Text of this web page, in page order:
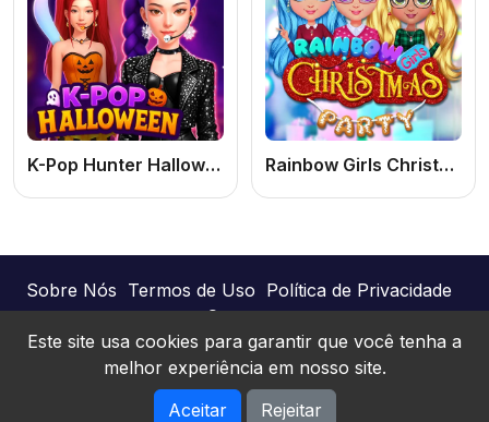
K-Pop Hunter Halloween Fashion: Jogo de Meninas Online Grátis de Moda e Vestir Rainbow Girls Christmas Party
Sobre Nós Termos de Uso Política de Privacidade
Contato
Joguinhos Online © 2026. Todos os direitos
reservados.
Este site usa cookies para garantir que você tenha a
melhor experiência em nosso site.
Aceitar
Rejeitar